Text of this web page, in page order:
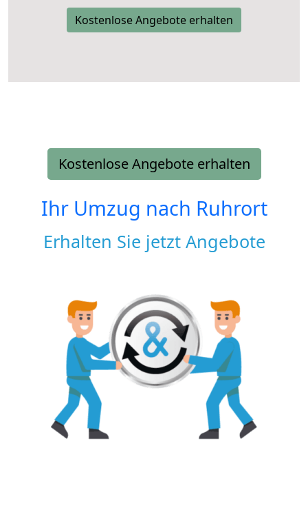
Kostenlose Angebote erhalten
Kostenlose Angebote erhalten
Ihr Umzug nach Ruhrort
Erhalten Sie jetzt Angebote